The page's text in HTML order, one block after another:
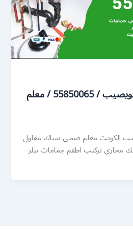
هاتف فني صحي النويصيب / 55850065 / معلم
الكويت معلم صحي سباك مقاول
تركيب اطقم جمامات بيلر